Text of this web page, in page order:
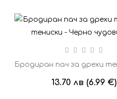
13.70 лв (6.99 €)